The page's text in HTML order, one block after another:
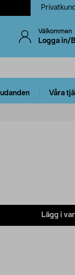
Privatkund
Välkommen
Logga in/
Våra
Lägg i